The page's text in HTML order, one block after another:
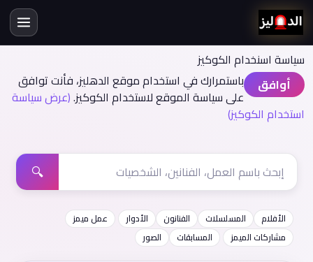
سياسة اسنخدام الكوكيز
أوافق
باستمرارك في استخدام موقع الدهليز، فأنت توافق
على سياسة الموقع لاستخدام الكوكيز.(عرض سياسة
استخدام الكوكيز)
🔍
الأفلام المسلسلات الفنانون الأدوار
عمل ميمز
مشاركات الميمز
المسابقات الصور